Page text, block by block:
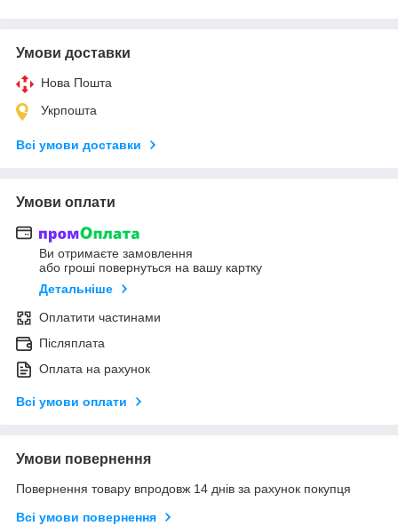
Умови доставки
Нова Пошта
Укрпошта
Всі умови доставки
Умови оплати
Ви отримаєте замовлення
або гроші повернуться на вашу картку
Детальніше
Оплатити частинами
Післяплата
Оплата на рахунок
Всі умови оплати
Умови повернення
Повернення товару впродовж 14 днів за рахунок покупця
Всі умови повернення